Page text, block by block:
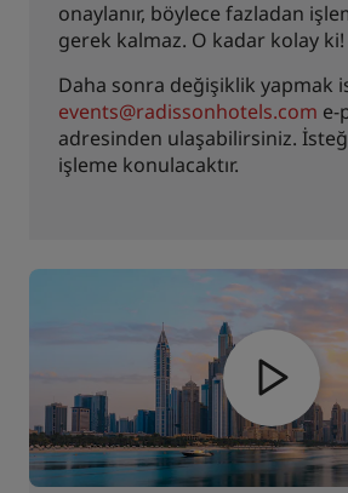
onaylanır, böylece fazladan
gerek kalmaz. O kadar kolay ki!
Daha sonra değişiklik yapmak
events@radissonhotels.com e-
adresinden ulaşabilirsiniz.
işleme konulacaktır.